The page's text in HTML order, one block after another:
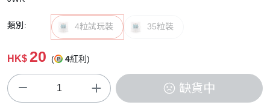
類別: 4粒試玩裝 35粒裝
HK$ 20 ( 4紅利)
缺貨中